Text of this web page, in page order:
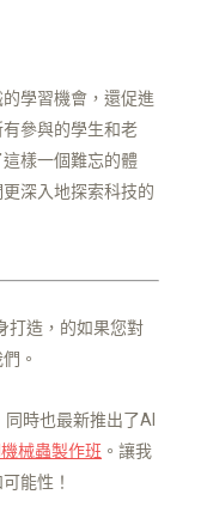
學習機會，還促進
參與的學生和老
樣一個難忘的體
深入地探索科技的
打造，的如果您對
。
同時也最新推出了AI
械蟲製作班 。讓我
能性！